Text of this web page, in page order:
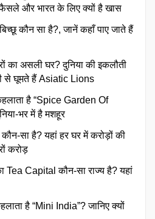
और भारत के लिए क्यों है खास
कौन सा है?, जानें कहाँ पाए जाते हैं
का असली घर? दुनिया की इकलौती
से घूमते हैं Asiatic Lions
है “Spice Garden Of
भर में है मशहूर
सा है? यहां हर घर में करोड़ों की
करोड़
Tea Capital कौन-सा राज्य है? यहां
है “Mini India”? जानिए क्यों